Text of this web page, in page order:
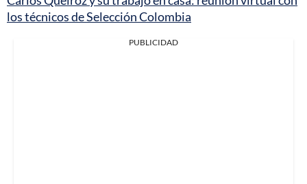
los técnicos de Selección Colombia
PUBLICIDAD